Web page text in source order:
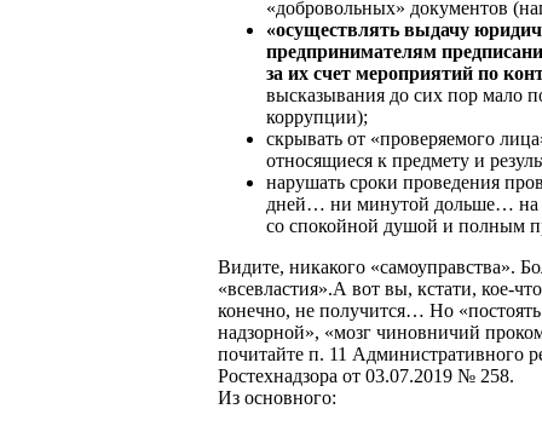
«добровольных» документов
«осуществлять выдачу
предпринимателям
за их счет мероприятий по
высказывания до сих пор мало
коррупции);
скрывать от «проверяемого
относящиеся к предмету и
нарушать сроки проведения
дней… ни минутой дольше… на
со спокойной душой и полным
Видите, никакого «самоуправства».
«всевластия».А вот вы, кстати, кое-
конечно, не получится… Но
надзорной», «мозг чиновничий
почитайте п. 11 Административного
Ростехнадзора от 03.07.2019 № 258.
Из основного: